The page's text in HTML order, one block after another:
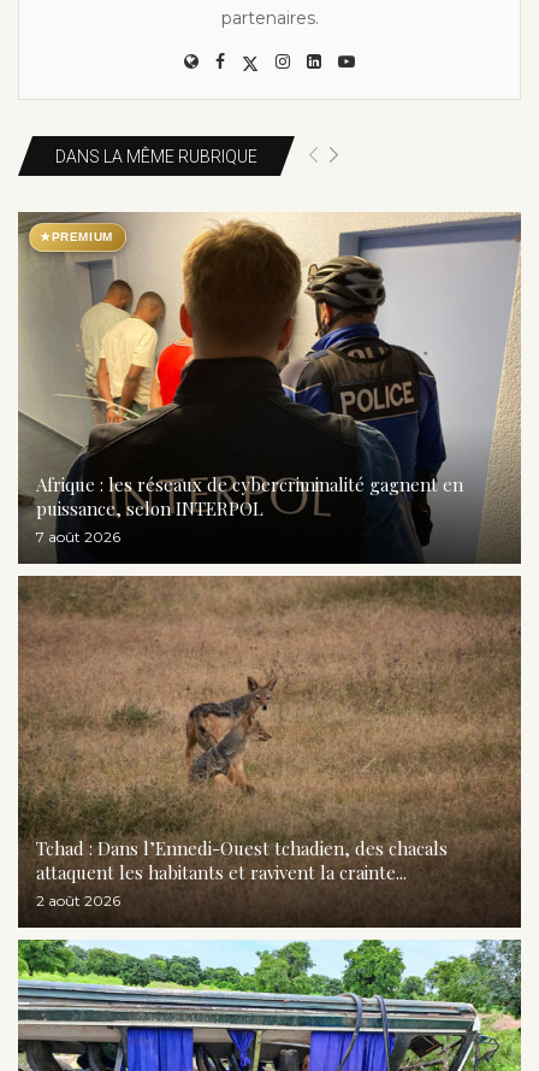
partenaires.
DANS LA MÊME RUBRIQUE
★PREMIUM
Afrique : les réseaux de cybercriminalité gagnent en
puissance, selon INTERPOL
7 août 2026
Tchad : Dans l’Ennedi-Ouest tchadien, des chacals
attaquent les habitants et ravivent la crainte...
2 août 2026